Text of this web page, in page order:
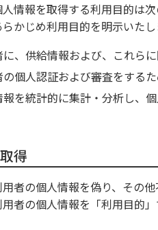
情報を取得する利用目的は
かじめ利用目的を明示いたし
、供給情報および、これら
個人認証および審査をするた
報を統計的に集計・分析し、
得
者の個人情報を偽り、その
者の個人情報を「利用目的」